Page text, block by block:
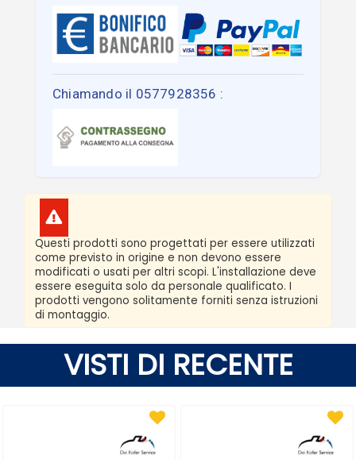
Chiamando il 0577928356 :
Questi prodotti sono progettati per essere utilizzati
come previsto in origine e non devono essere
modificati o usati per altri scopi. L'installazione deve
essere eseguita solo da personale qualificato. I
prodotti vengono solitamente forniti senza istruzioni
di montaggio.
VISTI DI RECENTE